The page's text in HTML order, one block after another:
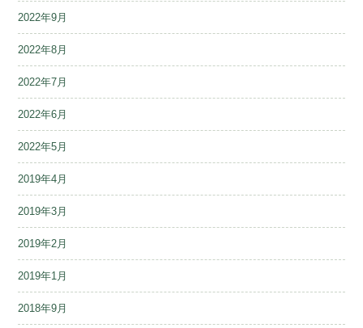
2022年9月
2022年8月
2022年7月
2022年6月
2022年5月
2019年4月
2019年3月
2019年2月
2019年1月
2018年9月